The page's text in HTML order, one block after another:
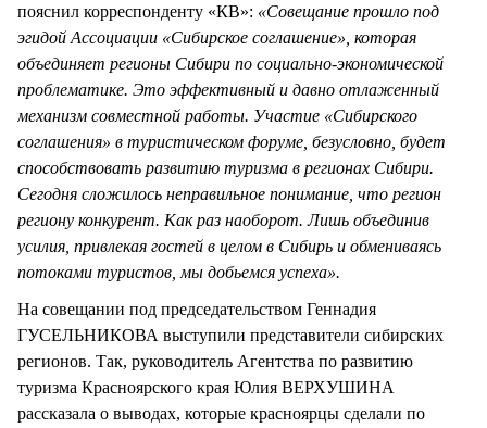
пояснил корреспонденту «КВ»: «Совещание прошло под
эгидой Ассоциации «Сибирское соглашение», которая
объединяет регионы Сибири по социально-экономической
проблематике. Это эффективный и давно отлаженный
механизм совместной работы. Участие «Сибирского
соглашения» в туристическом форуме, безусловно, будет
способствовать развитию туризма в регионах Сибири.
Сегодня сложилось неправильное понимание, что регион
региону конкурент. Как раз наоборот. Лишь объединив
усилия, привлекая гостей в целом в Сибирь и обмениваясь
потоками туристов, мы добьемся успеха».
На совещании под председательством Геннадия
ГУСЕЛЬНИКОВА выступили представители сибирских
регионов. Так, руководитель Агентства по развитию
туризма Красноярского края Юлия ВЕРХУШИНА
рассказала о выводах, которые красноярцы сделали по